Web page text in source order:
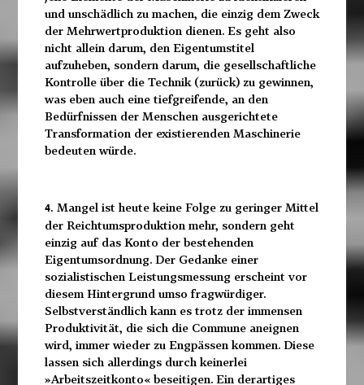
und unschädlich zu machen, die einzig dem Zweck
der Mehrwertproduktion dienen. Es geht also
nicht allein darum, den Eigentumstitel
aufzuheben, sondern darum, die gesellschaftliche
Kontrolle über die Technik (zurück) zu gewinnen,
was eben auch eine tiefgreifende, an den
Bedürfnissen der Menschen ausgerichtete
Transformation der existierenden Maschinerie
bedeuten würde.
4. Mangel ist heute keine Folge zu geringer Mittel
der Reichtumsproduktion mehr, sondern geht
einzig auf das Konto der bestehenden
Eigentumsordnung. Der Gedanke einer
sozialistischen Leistungsmessung erscheint vor
diesem Hintergrund umso fragwürdiger.
Selbstverständlich kann es trotz der immensen
Produktivität, die sich die Commune aneignen
wird, immer wieder zu Engpässen kommen. Diese
lassen sich allerdings durch keinerlei
»Arbeitszeitkonto« beseitigen. Ein derartiges